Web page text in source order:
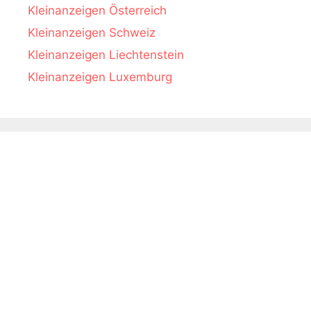
Kleinanzeigen Österreich
Kleinanzeigen Schweiz
Kleinanzeigen Liechtenstein
Kleinanzeigen Luxemburg